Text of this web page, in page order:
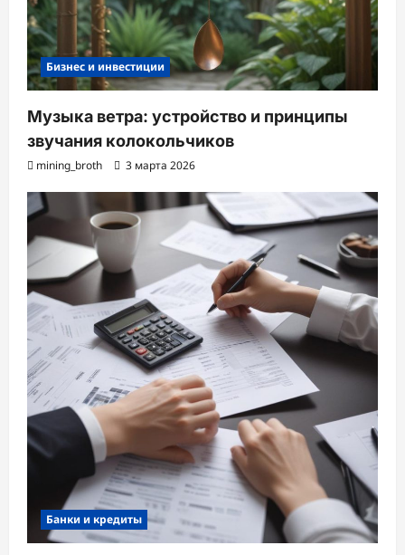
Бизнес и инвестиции
Музыка ветра: устройство и принципы
звучания колокольчиков
mining_broth 3 марта 2026
Банки и кредиты